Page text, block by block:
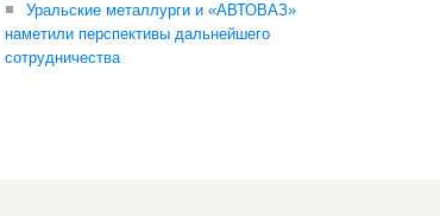
Уральские металлурги и «АВТОВАЗ»
наметили перспективы дальнейшего
сотрудничества